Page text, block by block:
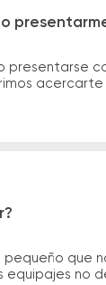
presentarse
pequeño que
no